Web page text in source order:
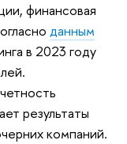
финансовая
данным
в 2023 году
результаты
компаний.